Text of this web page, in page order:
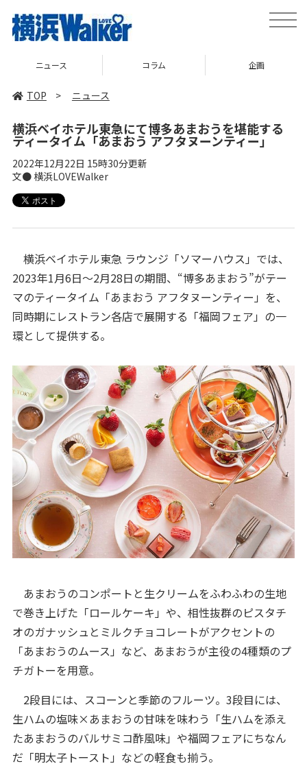
toggle
ニュース コラム 企画
TOP > ニュース
横浜ベイホテル東急にて博多あまおうを堪能する
ティータイム「あまおう アフタヌーンティー」
2022年12月22日 15時30分更新
文● 横浜LOVEWalker
横浜ベイホテル東急 ラウンジ「ソマーハウス」では、
2023年1月6日～2月28日の期間、“博多あまおう”がテー
マのティータイム「あまおう アフタヌーンティー」を、
同時期にレストラン各店で展開する「福岡フェア」の一
環として提供する。
あまおうのコンポートと生クリームをふわふわの生地
で巻き上げた「ロールケーキ」や、相性抜群のピスタチ
オのガナッシュとミルクチョコレートがアクセントの
「あまおうのムース」など、あまおうが主役の4種類のプ
チガトーを用意。
2段目には、スコーンと季節のフルーツ。3段目には、
生ハムの塩味×あまおうの甘味を味わう「生ハムを添え
たあまおうのバルサミコ酢風味」や福岡フェアにちなん
だ「明太子トースト」などの軽食も揃う。